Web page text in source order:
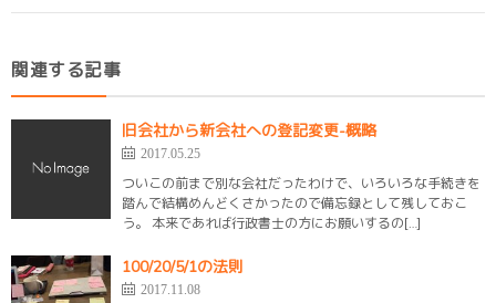
関連する記事
旧会社から新会社への登記変更-概略
2017.05.25
ついこの前まで別な会社だったわけで、いろいろな手続きを
踏んで結構めんどくさかったので備忘録として残しておこ
う。 本来であれば行政書士の方にお願いするの[…]
100/20/5/1の法則
2017.11.08